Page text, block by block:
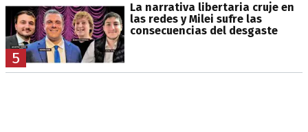
5
La narrativa libertaria cruje en
las redes y Milei sufre las
consecuencias del desgaste